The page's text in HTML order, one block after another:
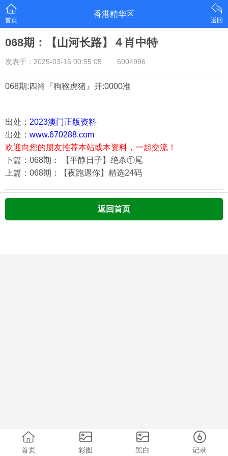
首页
香港精华区
返回
068期：【山河长路】４肖中特
发表于：2025-03-16 00:55:05 6004996
068期:四肖『狗猴虎猪 』开:0000准
出处： 2023澳门正版资料
出处： www.670288.com
欢迎向您的朋友推荐本站或本资料，一起交流！
下篇：068期： 【平静日子】绝杀①尾
上篇：068期：【夜跑遇你】精选24码
返回首页
首页 彩图 黑白 记录